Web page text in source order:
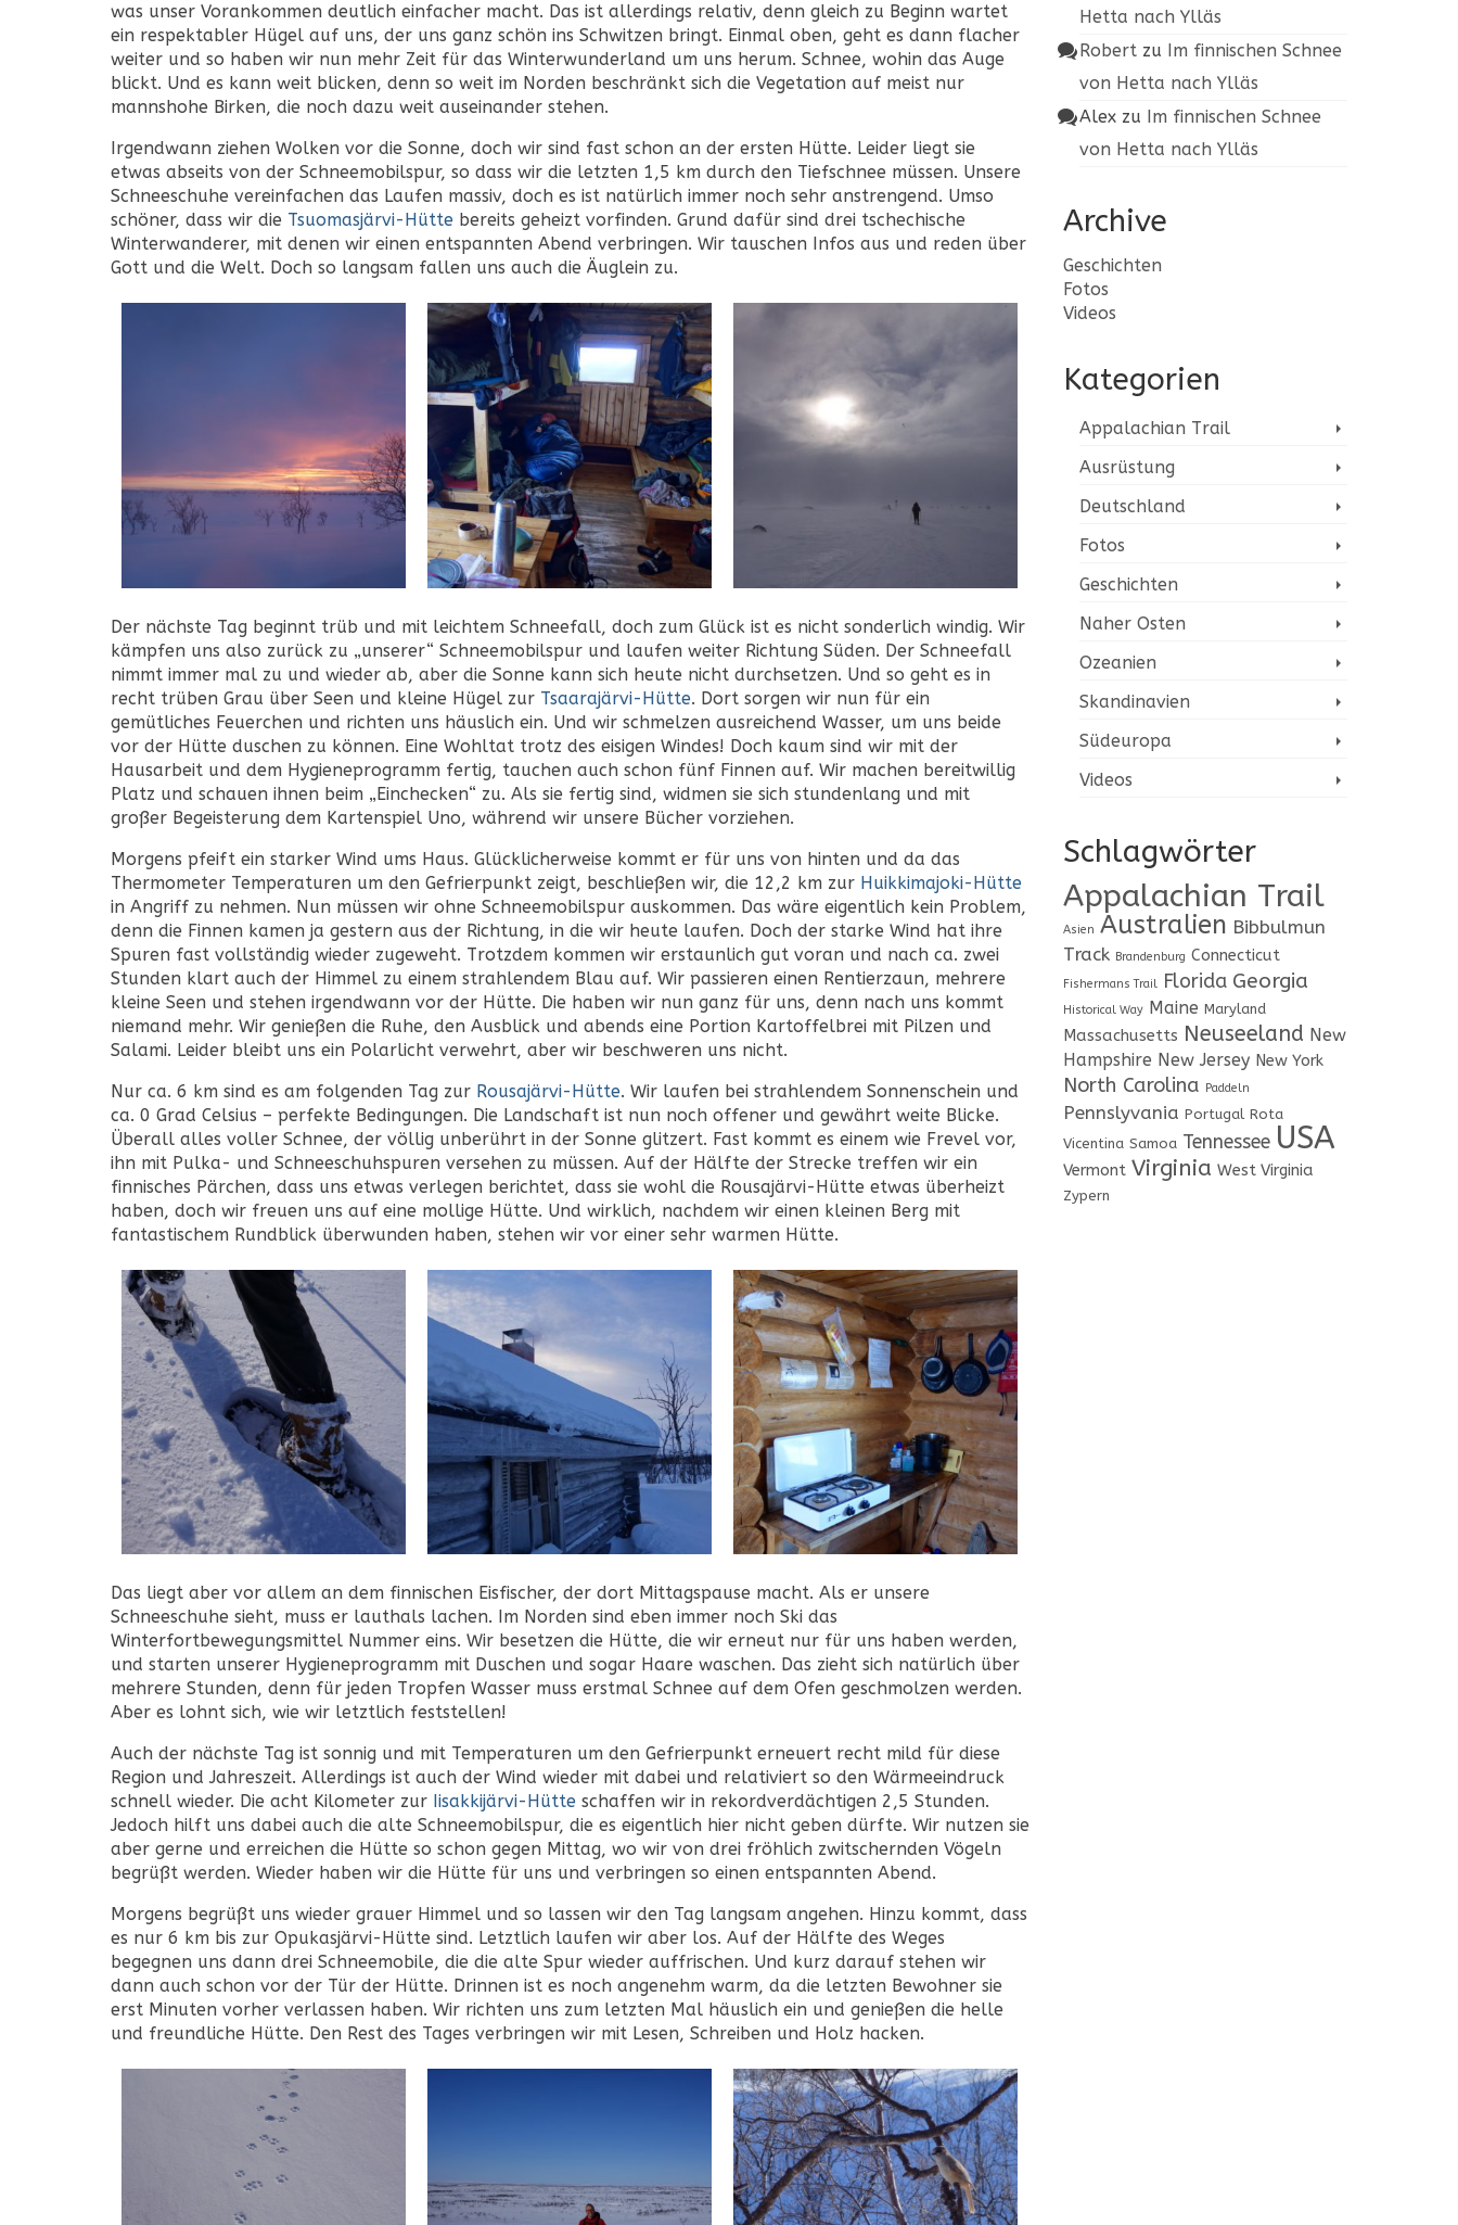
was unser Vorankommen deutlich einfacher macht. Das ist allerdings relativ, denn gleich zu Beginn wartet
ein respektabler Hügel auf uns, der uns ganz schön ins Schwitzen bringt. Einmal oben, geht es dann flacher
weiter und so haben wir nun mehr Zeit für das Winterwunderland um uns herum. Schnee, wohin das Auge
blickt. Und es kann weit blicken, denn so weit im Norden beschränkt sich die Vegetation auf meist nur
mannshohe Birken, die noch dazu weit auseinander stehen.
Irgendwann ziehen Wolken vor die Sonne, doch wir sind fast schon an der ersten Hütte. Leider liegt sie
etwas abseits von der Schneemobilspur, so dass wir die letzten 1,5 km durch den Tiefschnee müssen. Unsere
Schneeschuhe vereinfachen das Laufen massiv, doch es ist natürlich immer noch sehr anstrengend. Umso
schöner, dass wir die Tsuomasjärvi-Hütte bereits geheizt vorfinden. Grund dafür sind drei tschechische
Winterwanderer, mit denen wir einen entspannten Abend verbringen. Wir tauschen Infos aus und reden über
Gott und die Welt. Doch so langsam fallen uns auch die Äuglein zu.
Der nächste Tag beginnt trüb und mit leichtem Schneefall, doch zum Glück ist es nicht sonderlich windig. Wir
kämpfen uns also zurück zu „unserer“ Schneemobilspur und laufen weiter Richtung Süden. Der Schneefall
nimmt immer mal zu und wieder ab, aber die Sonne kann sich heute nicht durchsetzen. Und so geht es in
recht trüben Grau über Seen und kleine Hügel zur Tsaarajärvi-Hütte. Dort sorgen wir nun für ein
gemütliches Feuerchen und richten uns häuslich ein. Und wir schmelzen ausreichend Wasser, um uns beide
vor der Hütte duschen zu können. Eine Wohltat trotz des eisigen Windes! Doch kaum sind wir mit der
Hausarbeit und dem Hygieneprogramm fertig, tauchen auch schon fünf Finnen auf. Wir machen bereitwillig
Platz und schauen ihnen beim „Einchecken“ zu. Als sie fertig sind, widmen sie sich stundenlang und mit
großer Begeisterung dem Kartenspiel Uno, während wir unsere Bücher vorziehen.
Morgens pfeift ein starker Wind ums Haus. Glücklicherweise kommt er für uns von hinten und da das
Thermometer Temperaturen um den Gefrierpunkt zeigt, beschließen wir, die 12,2 km zur Huikkimajoki-Hütte
in Angriff zu nehmen. Nun müssen wir ohne Schneemobilspur auskommen. Das wäre eigentlich kein Problem,
denn die Finnen kamen ja gestern aus der Richtung, in die wir heute laufen. Doch der starke Wind hat ihre
Spuren fast vollständig wieder zugeweht. Trotzdem kommen wir erstaunlich gut voran und nach ca. zwei
Stunden klart auch der Himmel zu einem strahlendem Blau auf. Wir passieren einen Rentierzaun, mehrere
kleine Seen und stehen irgendwann vor der Hütte. Die haben wir nun ganz für uns, denn nach uns kommt
niemand mehr. Wir genießen die Ruhe, den Ausblick und abends eine Portion Kartoffelbrei mit Pilzen und
Salami. Leider bleibt uns ein Polarlicht verwehrt, aber wir beschweren uns nicht.
Nur ca. 6 km sind es am folgenden Tag zur Rousajärvi-Hütte. Wir laufen bei strahlendem Sonnenschein und
ca. 0 Grad Celsius – perfekte Bedingungen. Die Landschaft ist nun noch offener und gewährt weite Blicke.
Überall alles voller Schnee, der völlig unberührt in der Sonne glitzert. Fast kommt es einem wie Frevel vor,
ihn mit Pulka- und Schneeschuhspuren versehen zu müssen. Auf der Hälfte der Strecke treffen wir ein
finnisches Pärchen, dass uns etwas verlegen berichtet, dass sie wohl die Rousajärvi-Hütte etwas überheizt
haben, doch wir freuen uns auf eine mollige Hütte. Und wirklich, nachdem wir einen kleinen Berg mit
fantastischem Rundblick überwunden haben, stehen wir vor einer sehr warmen Hütte.
Das liegt aber vor allem an dem finnischen Eisfischer, der dort Mittagspause macht. Als er unsere
Schneeschuhe sieht, muss er lauthals lachen. Im Norden sind eben immer noch Ski das
Winterfortbewegungsmittel Nummer eins. Wir besetzen die Hütte, die wir erneut nur für uns haben werden,
und starten unserer Hygieneprogramm mit Duschen und sogar Haare waschen. Das zieht sich natürlich über
mehrere Stunden, denn für jeden Tropfen Wasser muss erstmal Schnee auf dem Ofen geschmolzen werden.
Aber es lohnt sich, wie wir letztlich feststellen!
Auch der nächste Tag ist sonnig und mit Temperaturen um den Gefrierpunkt erneuert recht mild für diese
Region und Jahreszeit. Allerdings ist auch der Wind wieder mit dabei und relativiert so den Wärmeeindruck
schnell wieder. Die acht Kilometer zur Iisakkijärvi-Hütte schaffen wir in rekordverdächtigen 2,5 Stunden.
Jedoch hilft uns dabei auch die alte Schneemobilspur, die es eigentlich hier nicht geben dürfte. Wir nutzen sie
aber gerne und erreichen die Hütte so schon gegen Mittag, wo wir von drei fröhlich zwitschernden Vögeln
begrüßt werden. Wieder haben wir die Hütte für uns und verbringen so einen entspannten Abend.
Morgens begrüßt uns wieder grauer Himmel und so lassen wir den Tag langsam angehen. Hinzu kommt, dass
es nur 6 km bis zur Opukasjärvi-Hütte sind. Letztlich laufen wir aber los. Auf der Hälfte des Weges
begegnen uns dann drei Schneemobile, die die alte Spur wieder auffrischen. Und kurz darauf stehen wir
dann auch schon vor der Tür der Hütte. Drinnen ist es noch angenehm warm, da die letzten Bewohner sie
erst Minuten vorher verlassen haben. Wir richten uns zum letzten Mal häuslich ein und genießen die helle
und freundliche Hütte. Den Rest des Tages verbringen wir mit Lesen, Schreiben und Holz hacken.
Hetta nach Ylläs
Robertzu Im finnischen Schnee
von Hetta nach Ylläs
Alexzu Im finnischen Schnee
von Hetta nach Ylläs
Archive
Geschichten
Fotos
Videos
Kategorien
Appalachian Trail
Ausrüstung
Deutschland
Fotos
Geschichten
Naher Osten
Ozeanien
Skandinavien
Südeuropa
Videos
Schlagwörter
Appalachian Trail
Asien Australien Bibbulmun
Track Brandenburg Connecticut
Fishermans Trail Florida Georgia
Historical Way Maine Maryland
Massachusetts Neuseeland New
Hampshire New Jersey New York
North Carolina Paddeln
Pennslyvania Portugal Rota
Vicentina Samoa Tennessee USA
Vermont Virginia West Virginia
Zypern